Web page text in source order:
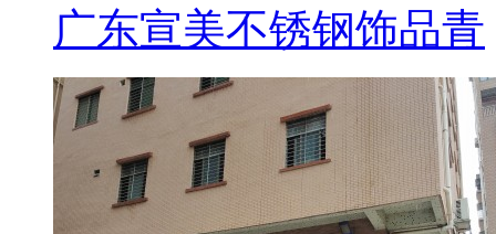
广东宣美不锈钢饰品青